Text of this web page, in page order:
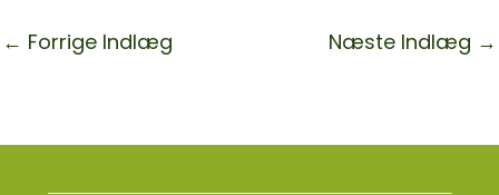
← Forrige Indlæg Næste Indlæg →